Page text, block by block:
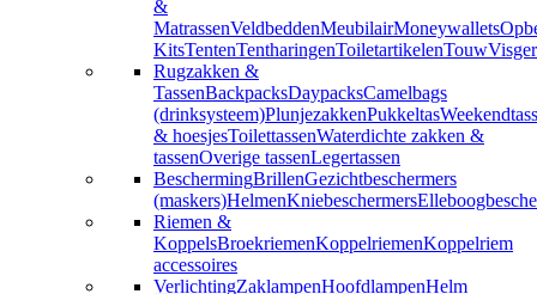
&
MatrassenVeldbeddenMeubilairMoneywallets
KitsTentenTentharingenToiletartikelenTouw
Rugzakken &
TassenBackpacksDaypacksCamelbags
(drinksysteem)PlunjezakkenPukkeltas
& hoesjesToilettassenWaterdichte zakken &
tassenOverige tassenLegertassen
BeschermingBrillenGezichtbeschermers
(maskers)HelmenKniebeschermers
Riemen &
KoppelsBroekriemenKoppelriemenKoppelriem
accessoires
VerlichtingZaklampenHoofdlampenHelm